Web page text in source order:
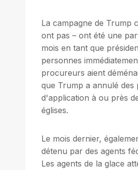
La campagne de Trump
ont pas – ont été une
mois en tant que
personnes
procureurs aient
que Trump a annulé des
d'application à ou près
églises.
Le mois dernier,
détenu par des agents
Les agents de la glace